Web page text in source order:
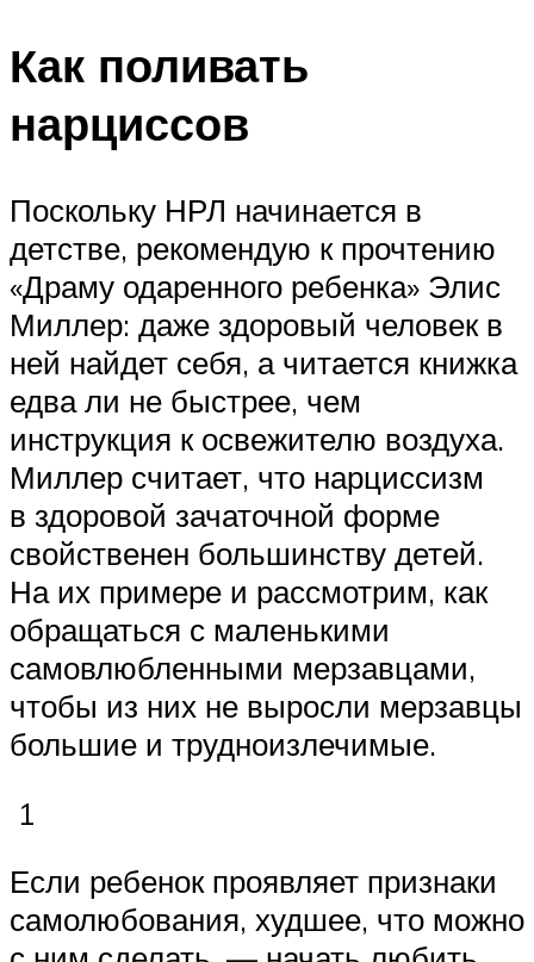
Как поливать
нарциссов
Поскольку НРЛ начинается в
детстве, рекомендую к прочтению
«Драму одаренного ребенка» Элис
Миллер: даже здоровый человек в
ней найдет себя, а читается книжка
едва ли не быстрее, чем
инструкция к освежителю воздуха.
Миллер считает, что нарциссизм
в здоровой зачаточной форме
свойственен большинству детей.
На их примере и рассмотрим, как
обращаться с маленькими
самовлюбленными мерзавцами,
чтобы из них не выросли мерзавцы
большие и трудноизлечимые.
1
Если ребенок проявляет признаки
самолюбования, худшее, что можно